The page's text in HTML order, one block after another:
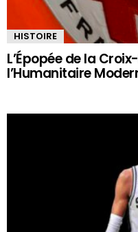
HISTOIRE
L’Épopée de la
l’Humanitaire